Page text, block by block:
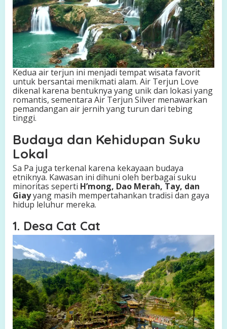
Kedua air terjun ini menjadi tempat wisata favorit
untuk bersantai menikmati alam. Air Terjun Love
dikenal karena bentuknya yang unik dan lokasi yang
romantis, sementara Air Terjun Silver menawarkan
pemandangan air jernih yang turun dari tebing
tinggi.
Budaya dan Kehidupan Suku
Lokal
Sa Pa juga terkenal karena kekayaan budaya
etniknya. Kawasan ini dihuni oleh berbagai suku
minoritas seperti H’mong, Dao Merah, Tay, dan
Giayyang masih mempertahankan tradisi dan gaya
hidup leluhur mereka.
1. Desa Cat Cat